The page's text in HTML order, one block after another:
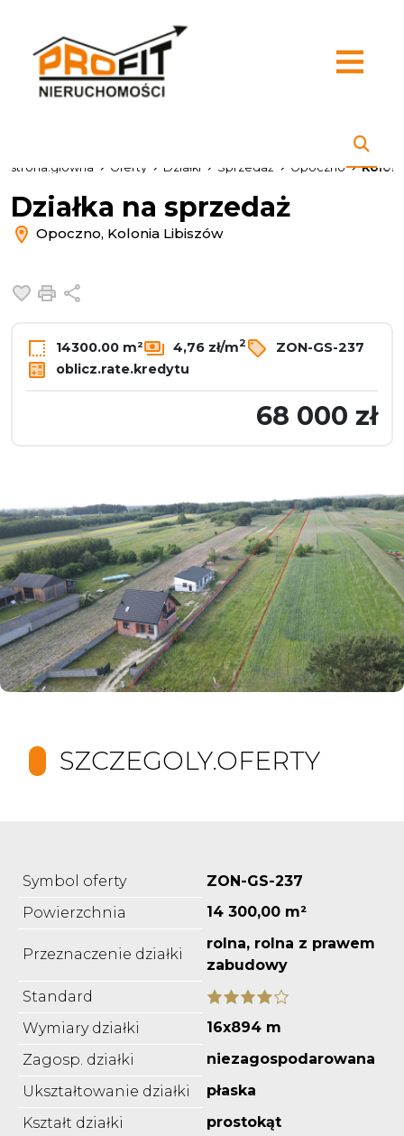
strona.glowna Oferty Działki Sprzedaż Opoczno
Działka na sprzedaż
Opoczno, Kolonia Libiszów
Dodaj do ulubionych
Drukuj
14300.00 m² 4,76 zł/m2
ZON-GS-237
oblicz.rate.kredytu
68 000 zł
SZCZEGOLY.OFERTY
Symbol oferty
ZON-GS-237
Powierzchnia
14 300,00 m²
Przeznaczenie działki
rolna, rolna z prawem
zabudowy
Standard
Wymiary działki
16x894 m
Zagosp. działki
niezagospodarowana
Ukształtowanie działki
płaska
Kształt działki
prostokąt